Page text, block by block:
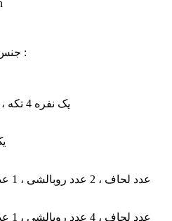
جنس پارچه هنگام لمس :
یک نفره 4 تکه ، دونفره 6 تکه
1 عدد لحاف ، 2 عدد روبالشی ، 1 عدد روتشکی
1 عدد لحاف ، 4 عدد روبالشی ، 1 عدد روتشکی